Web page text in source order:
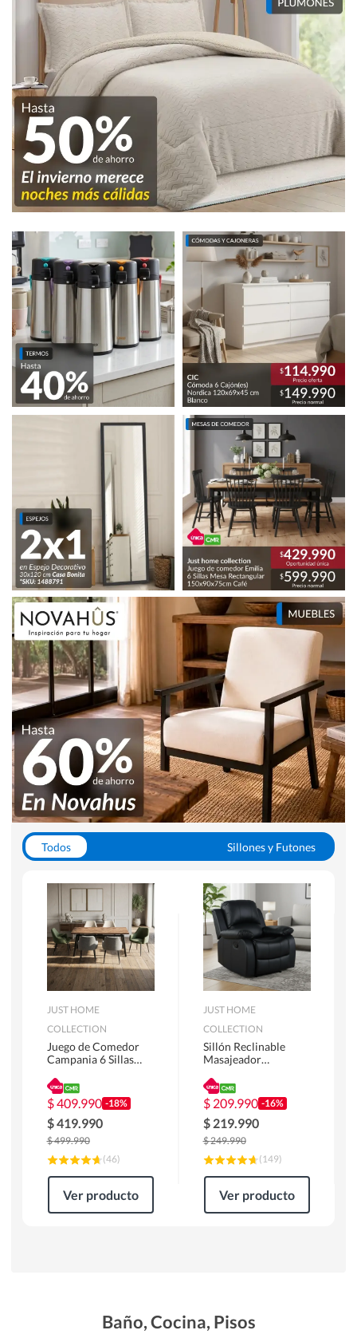
Todos
Sillones y Futones
Escritorios y Sillas PC
Racks y Muebles TV
Alfombras
JUST HOME
COLLECTION
Juego de Comedor
Campania 6 Sillas
180 x 90 x 76 cm
Café
$409.990 -18%
$419.990
$499.990
(46)
Ver producto
JUST HOME
COLLECTION
Sillón Reclinable
Masajeador
Atlanta 91x101x94
cm Negro
$ 209.990 -16%
$ 219.990
$249.990
(149)
Ver producto
Baño, Cocina, Pisos